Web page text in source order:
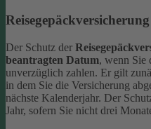
Reisegepäckversicherung
Der Schutz der
beantragten Datum, wenn Sie
unverzüglich zahlen. Er gilt
in dem Sie die Versicherung
nächste Kalenderjahr. Der
Jahr, sofern Sie nicht drei